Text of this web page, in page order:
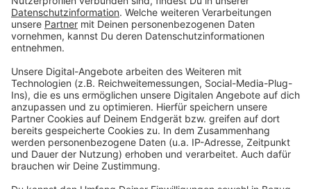
Anzeige
Weitere Infos und Links zum Thema
Anzeige
Die Finals 2023
Hier geht es zur Borussia